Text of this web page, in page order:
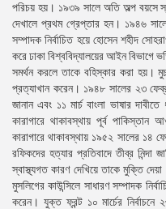
পরিচয় হয়। ১৯৩৯ সালে অতি অল্প বয়সে
দেখালে প্রথম গ্রেপ্তার হন। ১৯৪৬
সম্পাদক নির্বাচিত হয়ে হোসেন শহীদ
করে ঢাকা বিশ্ববিদ্যালয়ের আইন বিভাগে
সমর্থন করলে তাকে বহিস্কার করা হয়।
প্রত্যাখান করেন। ১৯৪৮ সালের ২৩
জানান এবং ১১ মার্চ বাংলা ভাষার
কারাগারে থাকাবস্থায় পূর্ব পাকিস্তান
কারাগারে থাকাবস্থায় ১৯৫২ সালের ১৪
রফিকদের হত্যার প্রতিবাদে তীব্র নিন্দা
স্বাস্থ্যগত কারণ দেখিয়ে তাকে মুক্তি
মুসলিগের কাউন্সিলে সাধারণ সম্পাদক
করেন। যুক্ত ফ্রন্ট ১০ মার্চের